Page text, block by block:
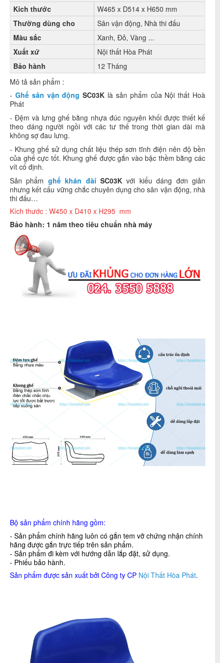
Kích thước
W465 x D514 x H650 mm
Thường dùng cho
Sân vận động, Nhà thi đấu
Màu sắc
Xanh, Đỏ, Vàng ...
Xuất xứ
Nội thất Hòa Phát
Bảo hành
12 Tháng
Mô tả sản phẩm :
- Ghế sân vận động SC03K là sản phẩm của Nội thất Hoà
Phát
- Đệm và lưng ghế bằng nhựa đúc nguyên khối được thiết kế
theo dáng người ngồi với các tư thế trong thời gian dài mà
không sợ đau lưng.
- Khung ghế sử dụng chất liệu thép sơn tĩnh điện nên độ bền
của ghế cực tốt. Khung ghế được gắn vào bậc thềm bằng các
vít cố định.
Sản phẩm ghế khán đài SC03K với kiểu dáng đơn giản
nhưng kết cấu vững chắc chuyên dụng cho sân vận động, nhà
thi đấu…
Kích thước : W450 x D410 x H295 mm
Bảo hành: 1 năm theo tiêu chuẩn nhà máy
Bộ sản phẩm chính hãng gồm:
- Sản phẩm chính hãng luôn có gắn tem vỡ chứng nhận chính
hãng được gắn trực tiếp trên sản phẩm.
- Sản phẩm đi kèm với hướng dẫn lắp đặt, sử dụng.
- Phiếu bảo hành.
Sản phẩm được sản xuất bởi Công ty CP Nội Thất Hòa Phát.